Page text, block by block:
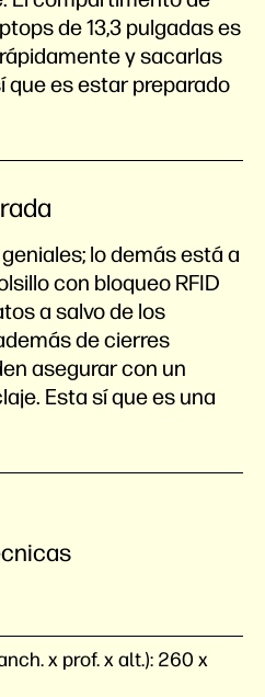
de 13,3 pulgadas es
y sacarlas
que es estar preparado
lo demás está a
con bloqueo RFID
a salvo de los
de cierres
asegurar con un
Esta sí que es una
x prof. x alt.): 260 x